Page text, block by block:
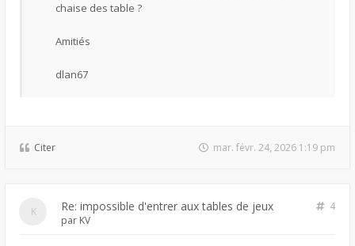
chaise des table ?
Amitiés
dlan67
Citer mar. févr. 24, 2026 1:19 pm
Re: impossible d'entrer aux tables de jeux
4
par KV